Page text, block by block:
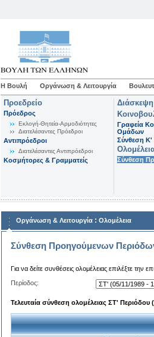
Η Βουλή Οργάνωση & Λειτουργία
Προεδρείο
Πρόεδρος
Εκλογή-Θητεία-Αρμοδιότητες
Διατελέσαντες Πρόεδροι
Αντιπρόεδροι
Διατελέσαντες Αντιπρόεδροι
Κοσμήτορες & Γραμματείς
Γραφεία
Ομάδων
Σύνθεση K'
Σύνθεση
Οργάνωση & Λειτουργία : Ολομέλεια
Σύνθεση Προηγούμενων
Για να δείτε συνθέσεις ολομέλειας επιλέξτε την
Περίοδος:
Τελευταία σύνθεση ολομέλειας ΣΤ' Περιόδου